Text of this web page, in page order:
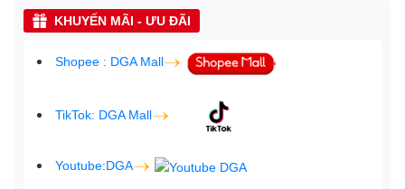
KHUYẾN MÃI - ƯU ĐÃI
Shopee : DGA Mall
TikTok: DGA Mall
Youtube:DGA